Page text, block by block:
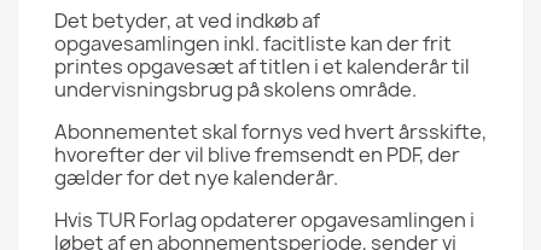
Det betyder, at ved indkøb af
opgavesamlingen inkl. facitliste kan der frit
printes opgavesæt af titlen i et kalenderår til
undervisningsbrug på skolens område.
Abonnementet skal fornys ved hvert årsskifte,
hvorefter der vil blive fremsendt en PDF, der
gælder for det nye kalenderår.
Hvis TUR Forlag opdaterer opgavesamlingen i
løbet af en abonnementsperiode, sender vi